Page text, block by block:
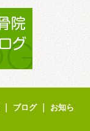
｜ ブログ｜ お知ら